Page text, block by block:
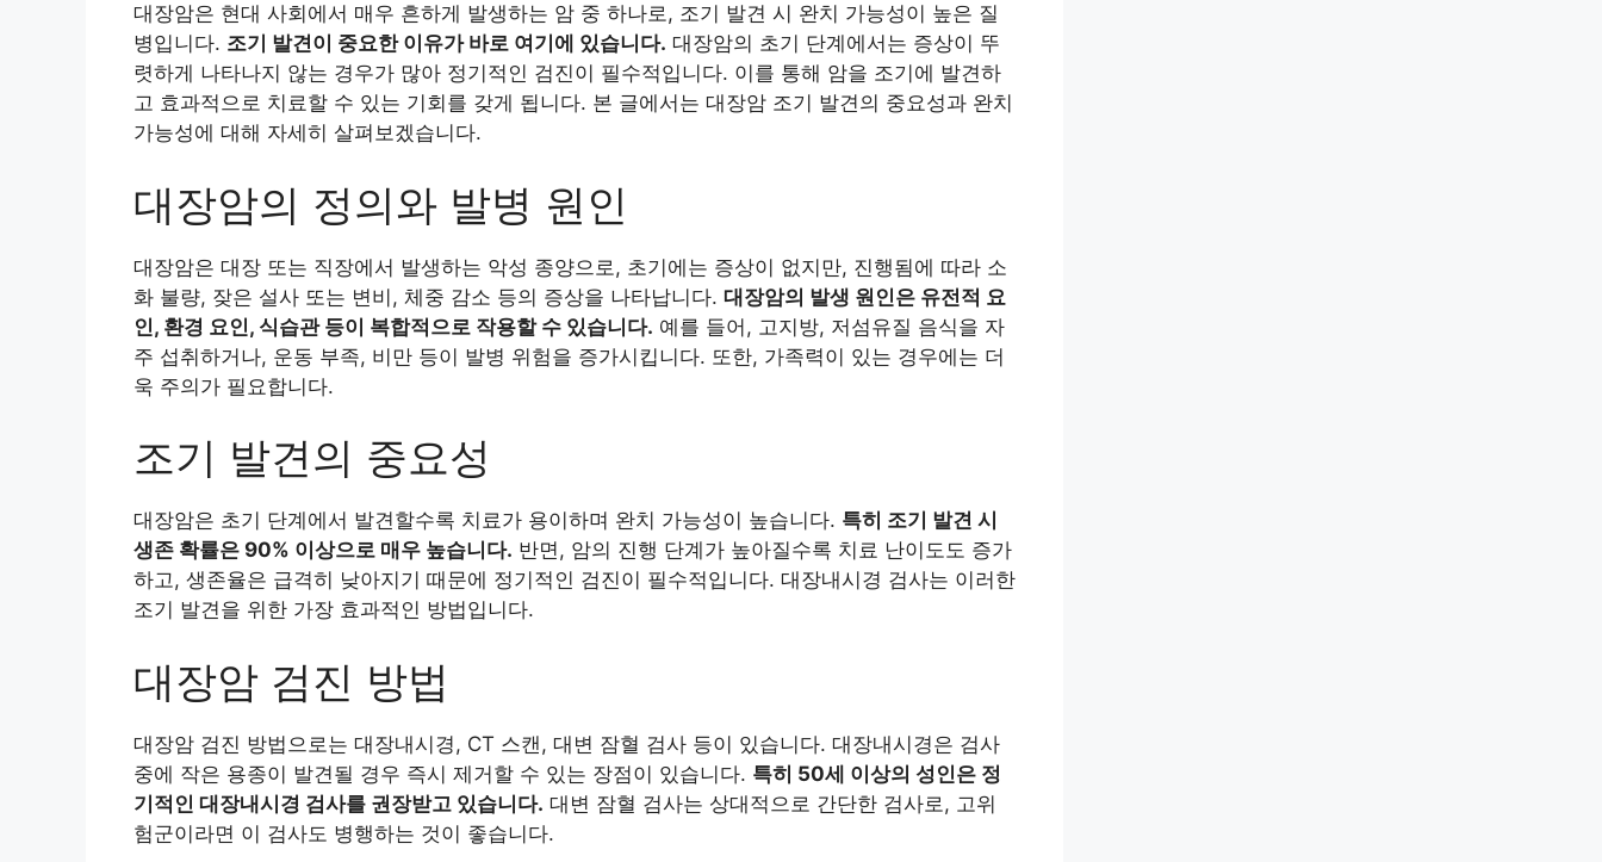
대장암은 현대 사회에서 매우 흔하게 발생하는 암 중 하나로, 조기 발견 시 완치 가능성이 높은 질
병입니다. 조기 발견이 중요한 이유가 바로 여기에 있습니다. 대장암의 초기 단계에서는 증상이 뚜
렷하게 나타나지 않는 경우가 많아 정기적인 검진이 필수적입니다. 이를 통해 암을 조기에 발견하
고 효과적으로 치료할 수 있는 기회를 갖게 됩니다. 본 글에서는 대장암 조기 발견의 중요성과 완치
가능성에 대해 자세히 살펴보겠습니다.
대장암의 정의와 발병 원인
대장암은 대장 또는 직장에서 발생하는 악성 종양으로, 초기에는 증상이 없지만, 진행됨에 따라 소
화 불량, 잦은 설사 또는 변비, 체중 감소 등의 증상을 나타납니다. 대장암의 발생 원인은 유전적 요
인, 환경 요인, 식습관 등이 복합적으로 작용할 수 있습니다. 예를 들어, 고지방, 저섬유질 음식을 자
주 섭취하거나, 운동 부족, 비만 등이 발병 위험을 증가시킵니다. 또한, 가족력이 있는 경우에는 더
욱 주의가 필요합니다.
조기 발견의 중요성
대장암은 초기 단계에서 발견할수록 치료가 용이하며 완치 가능성이 높습니다. 특히 조기 발견 시
생존 확률은 90% 이상으로 매우 높습니다. 반면, 암의 진행 단계가 높아질수록 치료 난이도도 증가
하고, 생존율은 급격히 낮아지기 때문에 정기적인 검진이 필수적입니다. 대장내시경 검사는 이러한
조기 발견을 위한 가장 효과적인 방법입니다.
대장암 검진 방법
대장암 검진 방법으로는 대장내시경, CT 스캔, 대변 잠혈 검사 등이 있습니다. 대장내시경은 검사
중에 작은 용종이 발견될 경우 즉시 제거할 수 있는 장점이 있습니다. 특히 50세 이상의 성인은 정
기적인 대장내시경 검사를 권장받고 있습니다. 대변 잠혈 검사는 상대적으로 간단한 검사로, 고위
험군이라면 이 검사도 병행하는 것이 좋습니다.